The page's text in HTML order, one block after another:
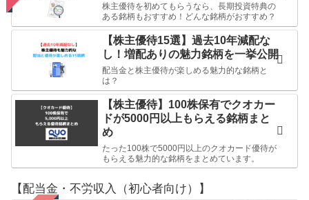
株主優待を初めてもらうなら、長期投資特典の
ある銘柄もおすすめ！どんな銘柄がおすすめ？
【株主優待15選】過去10年減配な
し！増配ありの魅力銘柄を一挙公開
配当金と株主優待が楽しめる魅力的な銘柄と
は？
【株主優待】100株保有でクオカー
ドが5000円以上もらえる銘柄まと
め
たった100株で5000円以上のクオカード優待が
もらえる魅力的な銘柄をまとめています。
【配当金・不労収入（初心者向け）】